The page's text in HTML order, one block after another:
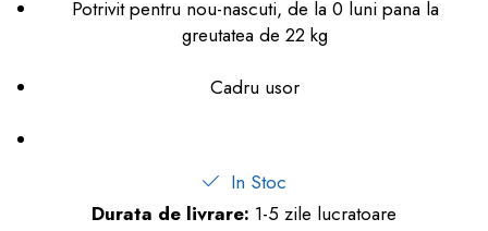
Potrivit pentru nou-nascuti, de la 0 luni pana la
greutatea de 22 kg
Cadru usor
In Stoc
Durata de livrare: 1-5 zile lucratoare